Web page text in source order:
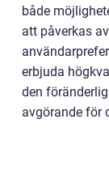
både
att påverkas
erbjuda
den
avgörande för